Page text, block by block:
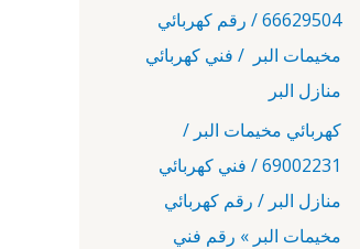
66629504 / رقم كهربائي
مخيمات البر / فني كهربائي
منازل البر
كهربائي مخيمات البر /
69002231 / فني كهربائي
منازل البر / رقم كهربائي
مخيمات البر » رقم فني